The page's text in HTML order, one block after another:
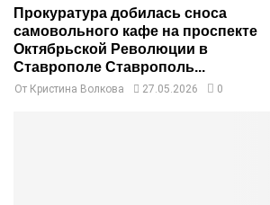
Прокуратура добилась сноса
самовольного кафе на проспекте
Октябрьской Революции в
Ставрополе Ставрополь...
От Кристина Волкова 27.05.2026 0